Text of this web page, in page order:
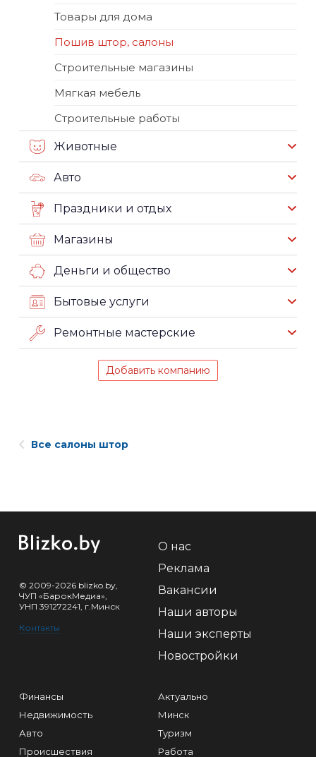
Товары для дома
Пошив штор, салоны
Строительные магазины
Мягкая мебель
Строительные работы
Животные
Авто
Праздники и отдых
Магазины
Деньги и общество
Бытовые услуги
Ремонтные мастерские
Добавить компанию
Все салоны штор
© 2009-2026 blizko.by,
ЧУП «БарокМедиа»,
УНП 391272241, г.Минск
Контакты
О нас
Реклама
Вакансии
Наши авторы
Наши эксперты
Новостройки
Финансы
Недвижимость
Авто
Происшествия
Актуально
Минск
Туризм
Работа